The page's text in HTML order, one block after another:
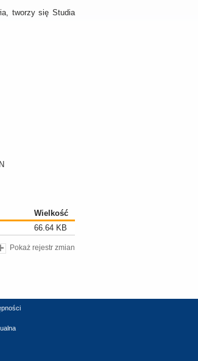
tworzy się Studia
Wielkość
66.64 KB
Pokaż rejestr zmian